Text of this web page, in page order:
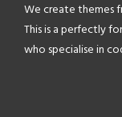
We create themes
This is a perfectly
who specialise in